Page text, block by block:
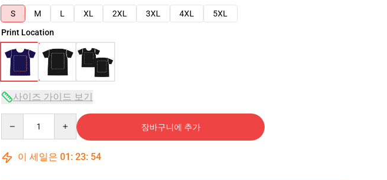
S
M L XL 2XL 3XL 4XL
5XL
Print Location
사이즈 가이드 보기
장바구니에 추가
이 세일은 01 : 23: 53